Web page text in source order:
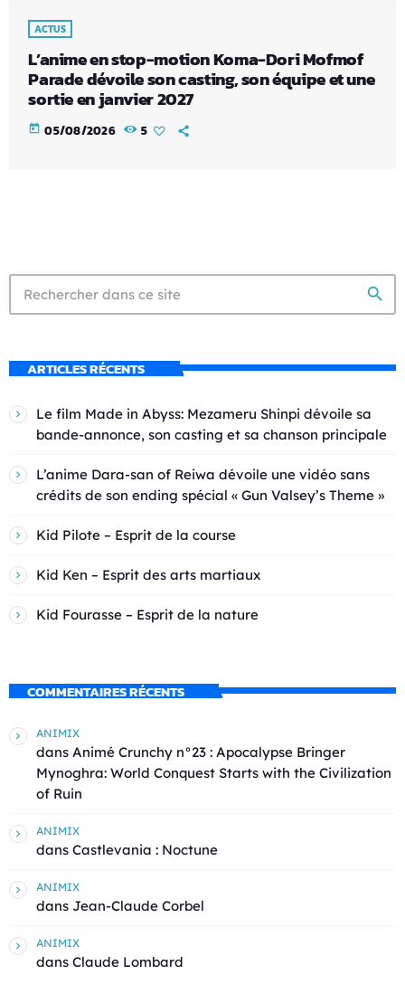
ACTUS
L’anime en stop-motion Koma-Dori Mofmof
Parade dévoile son casting, son équipe et une
sortie en janvier 2027
today 05/08/2026 5
search
ARTICLES RÉCENTS
Le film Made in Abyss: Mezameru Shinpi dévoile sa
bande-annonce, son casting et sa chanson principale
L’anime Dara-san of Reiwa dévoile une vidéo sans
crédits de son ending spécial « Gun Valsey’s Theme »
Kid Pilote – Esprit de la course
Kid Ken – Esprit des arts martiaux
Kid Fourasse – Esprit de la nature
COMMENTAIRES RÉCENTS
ANIMIX
dans Animé Crunchy n°23 : Apocalypse Bringer
Mynoghra: World Conquest Starts with the Civilization
of Ruin
ANIMIX
dans Castlevania : Noctune
ANIMIX
dans Jean-Claude Corbel
ANIMIX
dans Claude Lombard